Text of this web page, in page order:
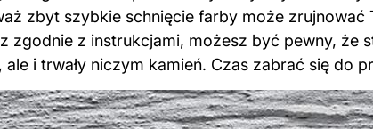
zbyt szybkie schnięcie farby może zrujnować
zgodnie z instrukcjami, możesz być pewny, że
i trwały niczym kamień. Czas zabrać się do